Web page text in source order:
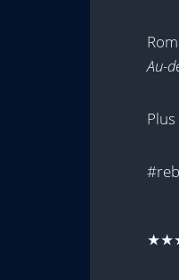
Au-